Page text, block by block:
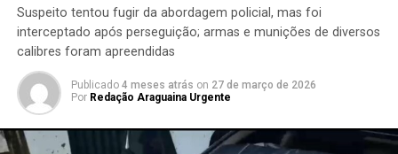
Suspeito tentou fugir da abordagem policial, mas foi
interceptado após perseguição; armas e munições de diversos
calibres foram apreendidas
Publicado 4 meses atrás on 27 de março de 2026
Por Redação Araguaina Urgente